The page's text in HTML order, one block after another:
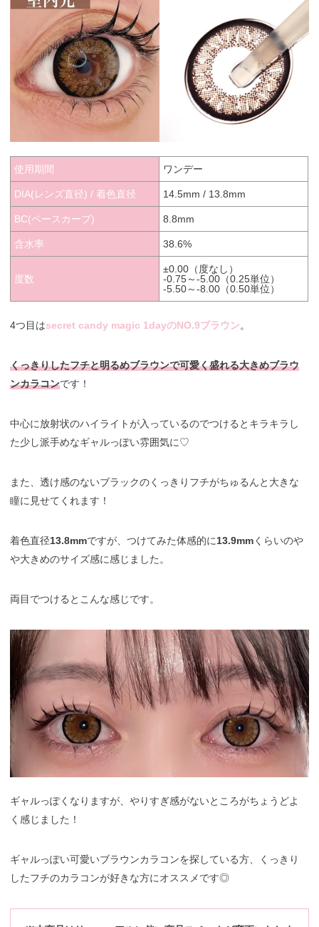
使用期間 ワンデー
DIA(レンズ直径) / 着色直径 14.5mm / 13.8mm
BC(ベースカーブ) 8.8mm
含水率 38.6%
度数
±0.00（度なし）
-0.75～-5.00（0.25単位）
-5.50～-8.00（0.50単位）
4つ目はsecret candy magic 1dayのNO.9ブラウン。
くっきりしたフチと明るめブラウンで可愛く盛れる大きめブラウ
ンカラコンです！
中心に放射状のハイライトが入っているのでつけるとキラキラし
た少し派手めなギャルっぽい雰囲気に♡
また、透け感のないブラックのくっきりフチがちゅるんと大きな
瞳に見せてくれます！
着色直径13.8mmですが、つけてみた体感的に13.9mmくらいのや
や大きめのサイズ感に感じました。
両目でつけるとこんな感じです。
ギャルっぽくなりますが、やりすぎ感がないところがちょうどよ
く感じました！
ギャルっぽい可愛いブラウンカラコンを探している方、くっきり
したフチのカラコンが好きな方にオススメです◎